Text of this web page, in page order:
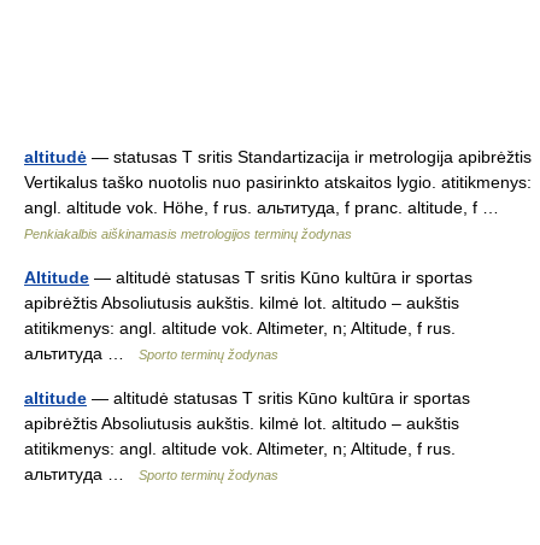
altitudė — statusas T sritis Standartizacija ir metrologija apibrėžtis
Vertikalus taško nuotolis nuo pasirinkto atskaitos lygio. atitikmenys:
angl. altitude vok. Höhe, f rus. альтитуда, f pranc. altitude, f …
Penkiakalbis aiškinamasis metrologijos terminų žodynas
Altitude — altitudė statusas T sritis Kūno kultūra ir sportas
apibrėžtis Absoliutusis aukštis. kilmė lot. altitudo – aukštis
atitikmenys: angl. altitude vok. Altimeter, n; Altitude, f rus.
альтитуда …
Sporto terminų žodynas
altitude — altitudė statusas T sritis Kūno kultūra ir sportas
apibrėžtis Absoliutusis aukštis. kilmė lot. altitudo – aukštis
atitikmenys: angl. altitude vok. Altimeter, n; Altitude, f rus.
альтитуда …
Sporto terminų žodynas